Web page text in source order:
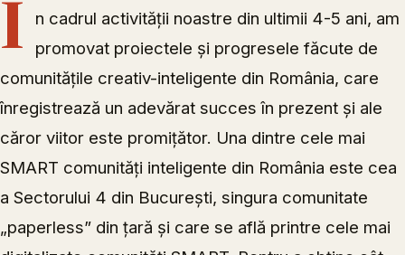
Î
n cadrul activității noastre din ultimii 4-5 ani, am
promovat proiectele și progresele făcute de
comunitățile creativ-inteligente din România, care
înregistrează un adevărat succes în prezent și ale
căror viitor este promițător. Una dintre cele mai
SMART comunități inteligente din România este cea
a Sectorului 4 din București, singura comunitate
„paperless” din țară și care se află printre cele mai